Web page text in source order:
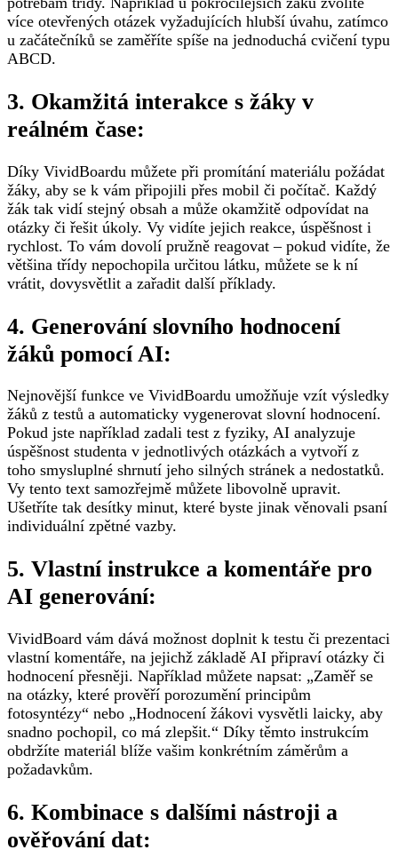
více otevřených otázek vyžadujících hlubší úvahu, zatímco
u začátečníků se zaměříte spíše na jednoduchá cvičení typu
ABCD.
3. Okamžitá interakce s žáky v
reálném čase:
Díky VividBoardu můžete při promítání materiálu požádat
žáky, aby se k vám připojili přes mobil či počítač. Každý
žák tak vidí stejný obsah a může okamžitě odpovídat na
otázky či řešit úkoly. Vy vidíte jejich reakce, úspěšnost i
rychlost. To vám dovolí pružně reagovat – pokud vidíte, že
většina třídy nepochopila určitou látku, můžete se k ní
vrátit, dovysvětlit a zařadit další příklady.
4. Generování slovního hodnocení
žáků pomocí AI:
Nejnovější funkce ve VividBoardu umožňuje vzít výsledky
žáků z testů a automaticky vygenerovat slovní hodnocení.
Pokud jste například zadali test z fyziky, AI analyzuje
úspěšnost studenta v jednotlivých otázkách a vytvoří z
toho smysluplné shrnutí jeho silných stránek a nedostatků.
Vy tento text samozřejmě můžete libovolně upravit.
Ušetříte tak desítky minut, které byste jinak věnovali psaní
individuální zpětné vazby.
5. Vlastní instrukce a komentáře pro
AI generování:
VividBoard vám dává možnost doplnit k testu či prezentaci
vlastní komentáře, na jejichž základě AI připraví otázky či
hodnocení přesněji. Například můžete napsat: „Zaměř se
na otázky, které prověří porozumění principům
fotosyntézy“ nebo „Hodnocení žákovi vysvětli laicky, aby
snadno pochopil, co má zlepšit.“ Díky těmto instrukcím
obdržíte materiál blíže vašim konkrétním záměrům a
požadavkům.
6. Kombinace s dalšími nástroji a
ověřování dat: